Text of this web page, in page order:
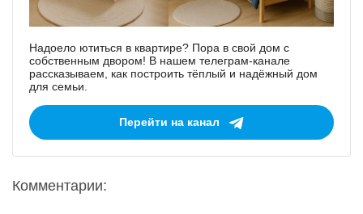
Надоело ютиться в квартире? Пора в свой дом с
собственным двором! В нашем телеграм-канале
рассказываем, как построить тёплый и надёжный дом
для семьи.
Перейти на канал
Комментарии: